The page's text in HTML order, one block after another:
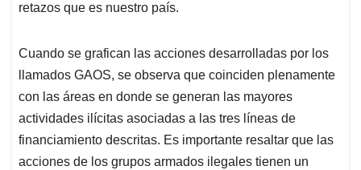
retazos que es nuestro país.
Cuando se grafican las acciones desarrolladas por los
llamados GAOS, se observa que coinciden plenamente
con las áreas en donde se generan las mayores
actividades ilícitas asociadas a las tres líneas de
financiamiento descritas. Es importante resaltar que las
acciones de los grupos armados ilegales tienen un